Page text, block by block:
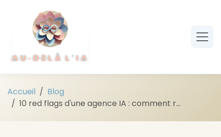
Aller au contenu principal
Accueil
Blog
10 red flags d'une agence IA : comment r...